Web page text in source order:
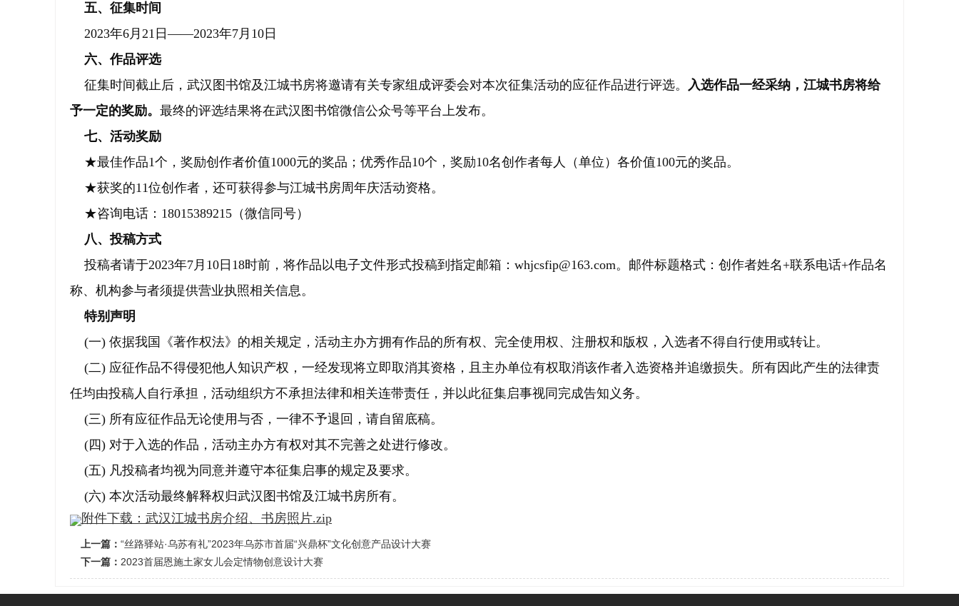
五、征集时间
2023年6月21日——2023年7月10日
六、作品评选
征集时间截止后，武汉图书馆及江城书房将邀请有关专家组成评委会对本次征集活动的应征作品进行评选。 入选作品一经采纳，江城书房将给
予一定的奖励。 最终的评选结果将在武汉图书馆微信公众号等平台上发布。
七、活动奖励
★最佳作品1个，奖励创作者价值1000元的奖品；优秀作品10个，奖励10名创作者每人（单位）各价值100元的奖品。
★获奖的11位创作者，还可获得参与江城书房周年庆活动资格。
★咨询电话：18015389215（微信同号）
八、投稿方式
投稿者请于2023年7月10日18时前，将作品以电子文件形式投稿到指定邮箱：whjcsfip@163.com。邮件标题格式：创作者姓名+联系电话+作品名
称、机构参与者须提供营业执照相关信息。
特别声明
(一) 依据我国《著作权法》的相关规定，活动主办方拥有作品的所有权、完全使用权、注册权和版权，入选者不得自行使用或转让。
(二) 应征作品不得侵犯他人知识产权，一经发现将立即取消其资格，且主办单位有权取消该作者入选资格并追缴损失。所有因此产生的法律责
任均由投稿人自行承担，活动组织方不承担法律和相关连带责任，并以此征集启事视同完成告知义务。
(三) 所有应征作品无论使用与否，一律不予退回，请自留底稿。
(四) 对于入选的作品，活动主办方有权对其不完善之处进行修改。
(五) 凡投稿者均视为同意并遵守本征集启事的规定及要求。
(六) 本次活动最终解释权归武汉图书馆及江城书房所有。
附件下载：武汉江城书房介绍、书房照片.zip
上一篇： “丝路驿站·乌苏有礼”2023年乌苏市首届“兴鼎杯”文化创意产品设计大赛
下一篇： 2023首届恩施土家女儿会定情物创意设计大赛